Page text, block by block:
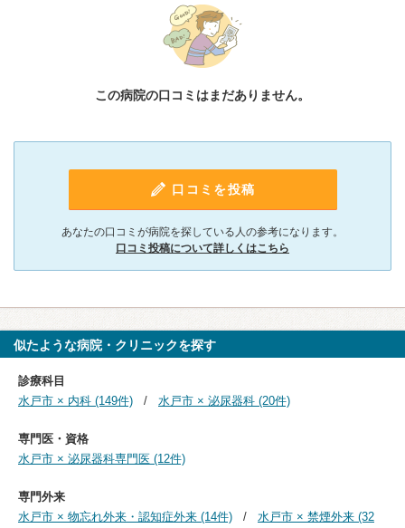
この病院の口コミはまだありません。
口コミを投稿
あなたの口コミが病院を探している人の参考になります。
口コミ投稿について詳しくはこちら
似たような病院・クリニックを探す
診療科目
水戸市 × 内科 (149件)
水戸市 × 泌尿器科 (20件)
専門医・資格
水戸市 × 泌尿器科専門医 (12件)
専門外来
水戸市 × 物忘れ外来・認知症外来 (14件)
水戸市 × 禁煙外来 (32